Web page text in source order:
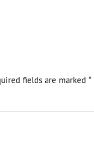
fields are marked *